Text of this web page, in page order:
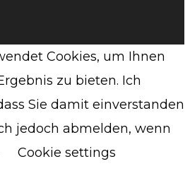
Cookies, um Ihnen
zu bieten. Ich
Sie damit einverstanden
jedoch abmelden, wenn
Cookie settings